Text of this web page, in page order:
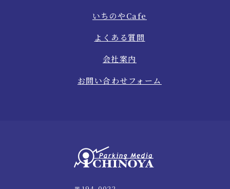
いちのやCafe
よくある質問
会社案内
お問い合わせフォーム